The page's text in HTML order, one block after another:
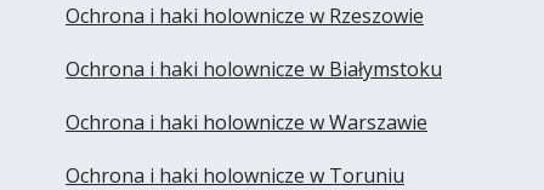
Ochrona i haki holownicze w Rzeszowie
Ochrona i haki holownicze w Białymstoku
Ochrona i haki holownicze w Warszawie
Ochrona i haki holownicze w Toruniu